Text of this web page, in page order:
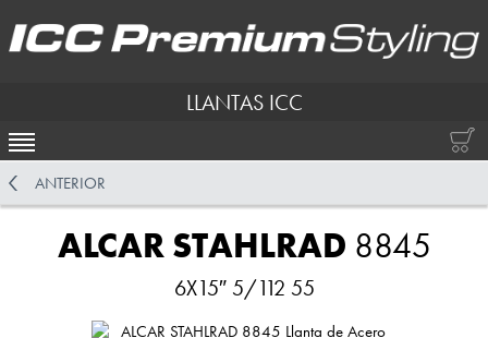
LLANTAS ICC
ACTIVAR NAVEGACIÓN
ANTERIOR
ALCAR STAHLRAD 8845
6X15″ 5/112 55